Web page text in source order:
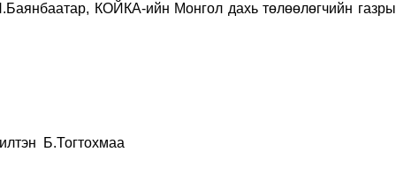
КОЙКА-ийн Монгол дахь төлөөлөгчийн
Б.Тогтохмаа